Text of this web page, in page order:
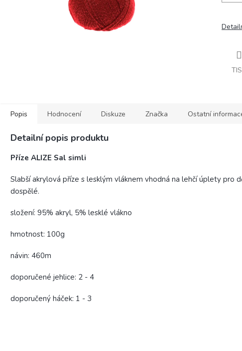
Popis Hodnocení Diskuze Značka Ostatní
Detailní popis produktu
Příze ALIZE Sal simli
Slabší akrylová příze s lesklým vláknem vhodná na lehčí úplety pro
dospělé.
složení: 95% akryl, 5% lesklé vlákno
hmotnost: 100g
návin: 460m
doporučené jehlice: 2 - 4
doporučený háček: 1 - 3